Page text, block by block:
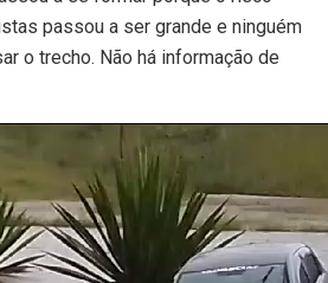
passou a ser grande e ninguém
o trecho. Não há informação de